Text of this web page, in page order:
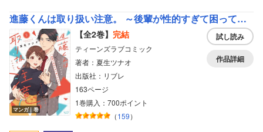
進藤くんは取り扱い注意。 ～後輩が性的すぎて困ってます！？～【単行本版・電子限定かきおろし付】
マンガ｜巻
【全2巻】 完結
ティーンズラブコミック
著者：夏生ツナオ
出版社：リブレ
163ページ
1巻購入：700ポイント
（159）
試し読み
作品詳細